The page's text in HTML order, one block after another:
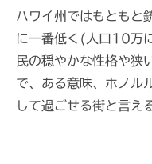
ハワイ州ではもともと
に一番低く(人口10万
民の穏やかな性格や狭
で、ある意味、ホノル
して過ごせる街と言え